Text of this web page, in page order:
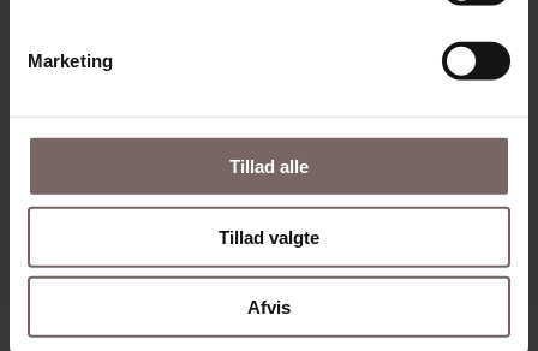
Marketing
Tillad alle
Tillad valgte
Afvis